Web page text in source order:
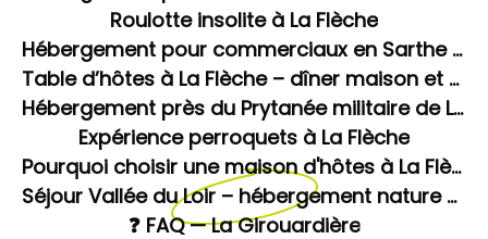
Roulotte insolite à La Flèche
Hébergement pour commerciaux en Sarthe – soirée étape à La Flèche
Table d’hôtes à La Flèche – dîner maison et soirée étape en Sarthe
Hébergement près du Prytanée militaire de La Flèche
Expérience perroquets à La Flèche
Pourquoi choisir une maison d'hôtes à La Flèche plutôt qu'un hôtel ou chez l'habitant ?
Séjour Vallée du Loir – hébergement nature à La Flèche
❓ FAQ — La Girouardière